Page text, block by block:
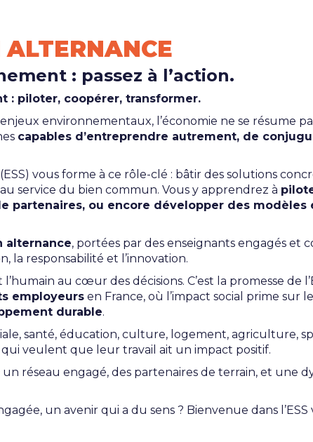
: passez à l’action.
: piloter, coopérer, transformer.
environnementaux, l’économie ne se résume
capables d’entreprendre autrement, de
vous forme à ce rôle-clé : bâtir des solutions
service du bien commun. Vous y apprendrez à
partenaires, ou encore développer des modèles
alternance, portées par des enseignants engagés et
la responsabilité et l’innovation.
au cœur des décisions. C’est la promesse de
employeurs en France, où l’impact social prime sur
durable.
santé, éducation, culture, logement, agriculture,
veulent que leur travail ait un impact positif.
un réseau engagé, des partenaires de terrain, et une
un avenir qui a du sens ? Bienvenue dans l’ESS